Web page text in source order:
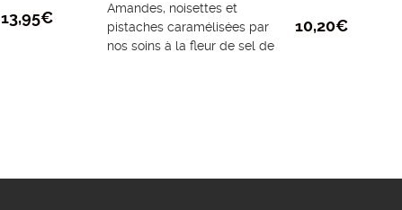
13,95€
Amandes, noisettes et
pistaches caramélisées par
nos soins à la fleur de sel de
10,20€